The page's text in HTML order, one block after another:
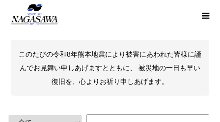
このたびの令和8年熊本地震により被害にあわれた皆様に謹
んでお見舞い申しあげますとともに、 被災地の一日も早い
復旧を、心よりお祈り申しあげます。